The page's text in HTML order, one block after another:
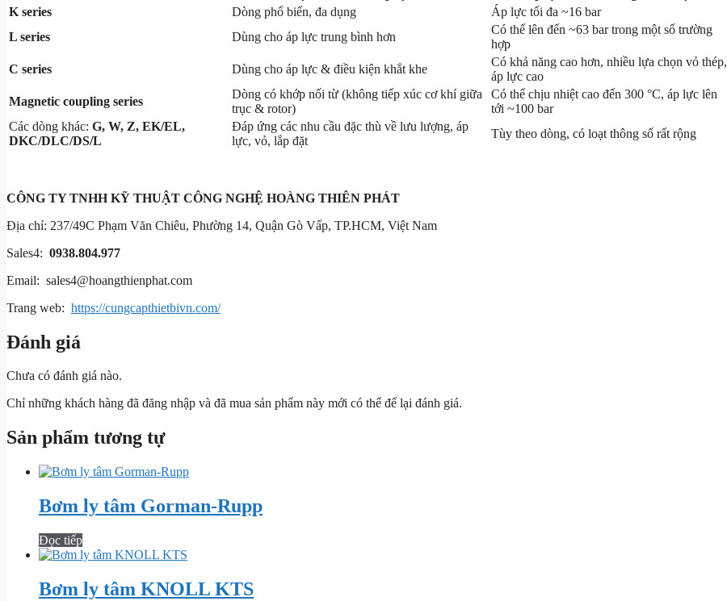
K series
Dòng phổ biến, đa dụng Áp lực tối đa ~16 bar
L series
Dùng cho áp lực trung bình hơn
Có thể lên đến ~63 bar trong một số trường
hợp
C series Dùng cho áp lực & điều kiện khắt khe
Có khả năng cao hơn, nhiều lựa chọn vỏ thép,
áp lực cao
Magnetic coupling series
Dòng có khớp nối từ (không tiếp xúc cơ khí giữa
trục & rotor)
Có thể chịu nhiệt cao đến 300 °C, áp lực lên
tới ~100 bar
Các dòng khác: G, W, Z, EK/EL,
DKC/DLC/DS/L
Đáp ứng các nhu cầu đặc thù về lưu lượng, áp
lực, vỏ, lắp đặt
Tùy theo dòng, có loạt thông số rất rộng
CÔNG TY TNHH KỸ THUẬT CÔNG NGHỆ HOÀNG THIÊN PHÁT
Địa chỉ: 237/49C Phạm Văn Chiêu, Phường 14, Quận Gò Vấp, TP.HCM, Việt Nam
Sales4: 0938.804.977
Email: sales4@hoangthienphat.com
Trang web: https://cungcapthietbivn.com/
Đánh giá
Chưa có đánh giá nào.
Chỉ những khách hàng đã đăng nhập và đã mua sản phẩm này mới có thể để lại đánh giá.
Sản phẩm tương tự
Bơm ly tâm Gorman-Rupp
Đọc tiếp
Bơm ly tâm KNOLL KTS